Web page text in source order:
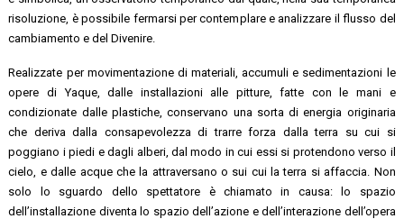
risoluzione, è possibile fermarsi per contemplare e analizzare il flusso del
cambiamento e del Divenire.
Realizzate per movimentazione di materiali, accumuli e sedimentazioni le
opere di Yaque, dalle installazioni alle pitture, fatte con le mani e
condizionate dalle plastiche, conservano una sorta di energia originaria
che deriva dalla consapevolezza di trarre forza dalla terra su cui si
poggiano i piedi e dagli alberi, dal modo in cui essi si protendono verso il
cielo, e dalle acque che la attraversano o sui cui la terra si affaccia. Non
solo lo sguardo dello spettatore è chiamato in causa: lo spazio
dell’installazione diventa lo spazio dell’azione e dell’interazione dell’opera